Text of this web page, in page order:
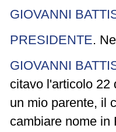
GIOVANNI
PRESIDENTE.
GIOVANNI
citavo l'articolo 22
un mio parente, il
cambiare nome in